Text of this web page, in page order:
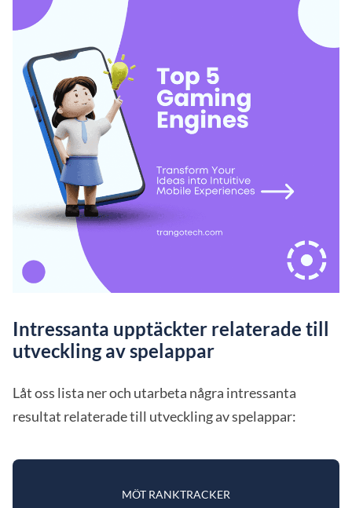
Intressanta upptäckter relaterade till
utveckling av spelappar
Låt oss lista ner och utarbeta några intressanta
resultat relaterade till utveckling av spelappar:
MÖT RANKTRACKER